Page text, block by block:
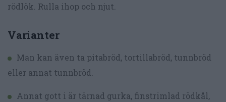
rödlök. Rulla ihop och njut.
Varianter
Man kan även ta pitabröd, tortillabröd, tunnbröd
eller annat tunnbröd.
Annat gott i är tärnad gurka, finstrimlad rödkål,